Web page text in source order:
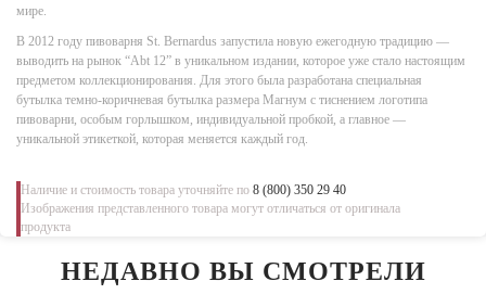
мире.
В 2012 году пивоварня St. Bernardus запустила новую ежегодную традицию —
выводить на рынок “Abt 12” в уникальном издании, которое уже стало настоящим
предметом коллекционирования. Для этого была разработана специальная
бутылка темно-коричневая бутылка размера Магнум с тиснением логотипа
пивоварни, особым горлышком, индивидуальной пробкой, а главное —
уникальной этикеткой, которая меняется каждый год.
Наличие и стоимость товара уточняйте по 8 (800) 350 29 40
Изображения представленного товара могут отличаться от оригинала
продукта
НЕДАВНО ВЫ СМОТРЕЛИ